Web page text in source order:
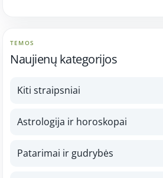
TEMOS
Naujienų kategorijos
Kiti straipsniai
Astrologija ir horoskopai
Patarimai ir gudrybės